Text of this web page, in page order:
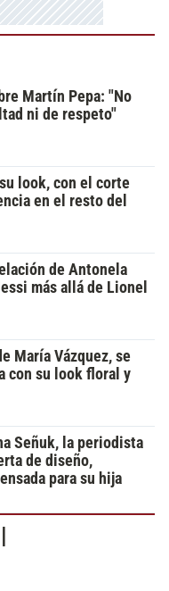
Martín Pepa: "No
ni de respeto"
look, con el corte
en el resto del
de Antonela
más allá de Lionel
María Vázquez, se
con su look floral y
Señuk, la periodista
de diseño,
para su hija